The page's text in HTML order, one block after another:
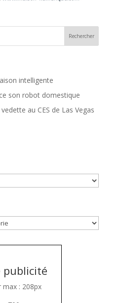
intelligente
son robot domestique
au CES de Las Vegas
publicité
max : 208px